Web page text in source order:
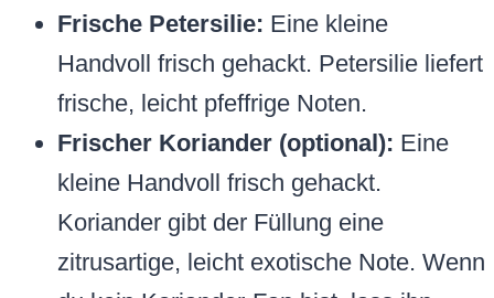
Frische Petersilie: Eine kleine
Handvoll frisch gehackt. Petersilie liefert
frische, leicht pfeffrige Noten.
Frischer Koriander (optional): Eine
kleine Handvoll frisch gehackt.
Koriander gibt der Füllung eine
zitrusartige, leicht exotische Note. Wenn